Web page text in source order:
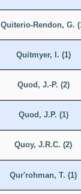
Quiterio-Rendon, G.
Quitmyer, I. (1)
Quod, J.-P. (2)
Quod, J.P. (1)
Quoy, J.R.C. (2)
Qur'rohman, T. (1)